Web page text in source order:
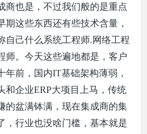
商也是，不过我们般的是重点
期这些东西还有些技术含量，
自己什么系统工程师.网络工程
师。今天这些遍地都是，客户
年前，国内IT基础架构薄弱，
和企业ERP大项目上马，传统
的盆满钵满，现在集成商的集
，行业也没啥门槛，基本就是